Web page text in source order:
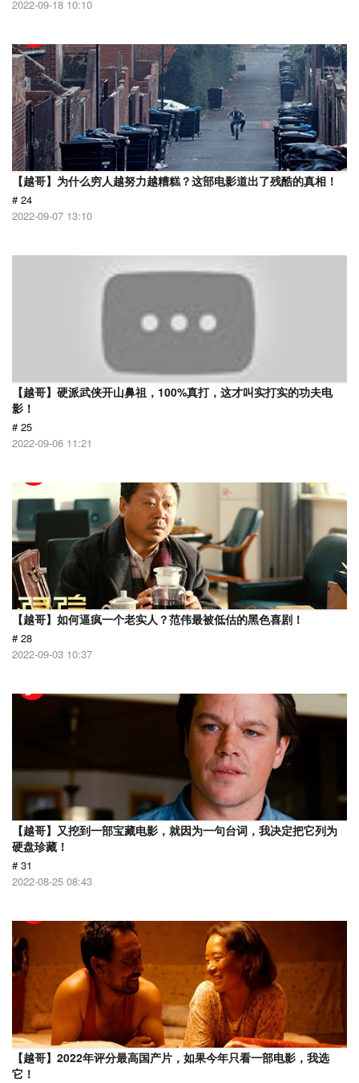
2022-09-18 10:10
【越哥】为什么穷人越努力越糟糕？这部电影道出了残酷的真相！
# 24
2022-09-07 13:10
【越哥】硬派武侠开山鼻祖，100%真打，这才叫实打实的功夫电
影！
# 25
2022-09-06 11:21
【越哥】如何逼疯一个老实人？范伟最被低估的黑色喜剧！
# 28
2022-09-03 10:37
【越哥】又挖到一部宝藏电影，就因为一句台词，我决定把它列为
硬盘珍藏！
# 31
2022-08-25 08:43
【越哥】2022年评分最高国产片，如果今年只看一部电影，我选
它！